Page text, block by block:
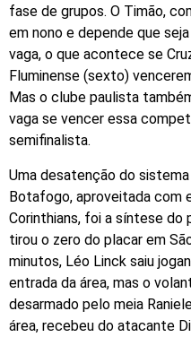
fase de grupos. O Timão,
em nono e depende que
vaga, o que acontece se
Fluminense (sexto)
Mas o clube paulista
vaga se vencer essa
semifinalista.
Uma desatenção do
Botafogo, aproveitada com
Corinthians, foi a síntese do
tirou o zero do placar em
minutos, Léo Linck saiu
entrada da área, mas o
desarmado pelo meia
área, recebeu do atacante